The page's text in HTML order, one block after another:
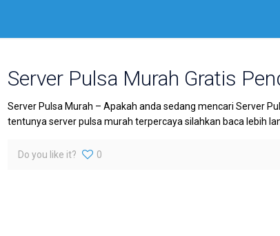
Server Pulsa Murah Gratis
Server Pulsa Murah – Apakah anda sedang mencari Server
tentunya server pulsa murah terpercaya silahkan baca lebih
Do you like it? 0